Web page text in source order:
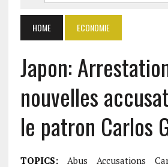
HOME ECONOMIE
Japon:
nouvelles
le patron Carlos
TOPICS: Abus Accusations